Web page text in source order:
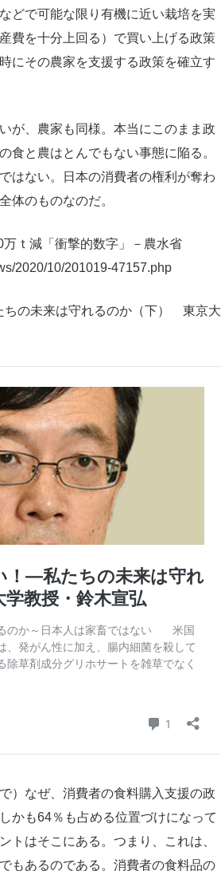
どで可能な限り有機に近い栽培を実
費を十分上回る）で買い上げる政策
にその農家を支援する政策を確立す
が、農家も同様。本当にこのまま政
食と農はとんでもない事態に陥る。
はない。日本の消費者の権利が奪わ
体のものなのだ。
ｔ減「衝撃的数字」－農水省
2020/10/201019-47157.php
の未来は守れるのか（下） 東京大
）なぜ、消費者の食料購入支援の政
かも64％も占める位置づけになって
トはそこにある。つまり、これは、
もあるのである。消費者の食料品の